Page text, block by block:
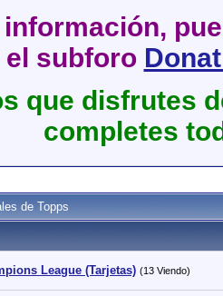
información,
subforo
que disfrutes
completes
de Topps
League (Tarjetas) (13 Viendo)